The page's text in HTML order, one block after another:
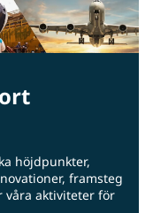
höjdpunkter,
framsteg
våra aktiviteter för